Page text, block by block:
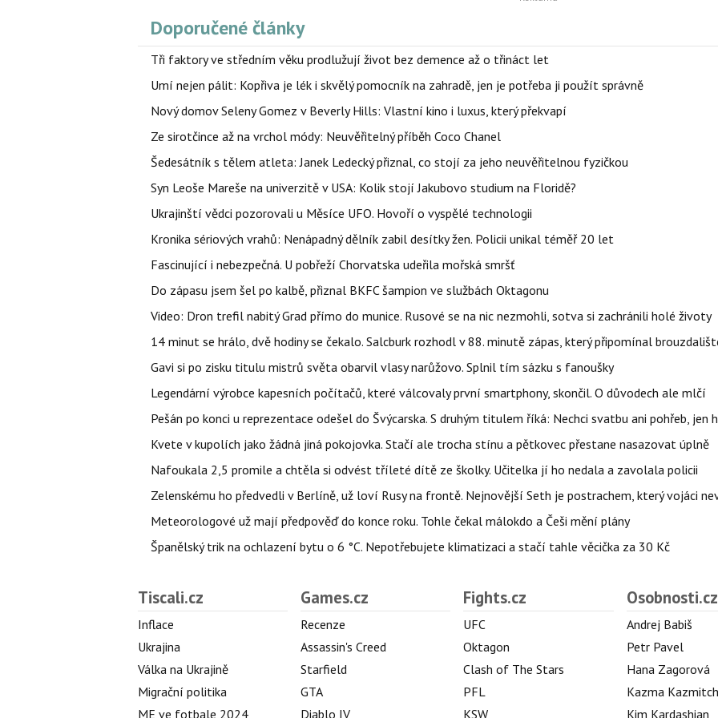
Doporučené články
Tři faktory ve středním věku prodlužují život bez demence až o třináct let
Umí nejen pálit: Kopřiva je lék i skvělý pomocník na zahradě, jen je potřeba ji použít správně
Nový domov Seleny Gomez v Beverly Hills: Vlastní kino i luxus, který překvapí
Ze sirotčince až na vrchol módy: Neuvěřitelný příběh Coco Chanel
Šedesátník s tělem atleta: Janek Ledecký přiznal, co stojí za jeho neuvěřitelnou fyzičkou
Syn Leoše Mareše na univerzitě v USA: Kolik stojí Jakubovo studium na Floridě?
Ukrajinští vědci pozorovali u Měsíce UFO. Hovoří o vyspělé technologii
Kronika sériových vrahů: Nenápadný dělník zabil desítky žen. Policii unikal téměř 20 let
Fascinující i nebezpečná. U pobřeží Chorvatska udeřila mořská smršť
Do zápasu jsem šel po kalbě, přiznal BKFC šampion ve službách Oktagonu
Video: Dron trefil nabitý Grad přímo do munice. Rusové se na nic nezmohli, sotva si zachránili holé životy
14 minut se hrálo, dvě hodiny se čekalo. Salcburk rozhodl v 88. minutě zápas, který připomínal
Gavi si po zisku titulu mistrů světa obarvil vlasy narůžovo. Splnil tím sázku s fanoušky
Legendární výrobce kapesních počítačů, které válcovaly první smartphony, skončil. O důvodech ale mlčí
Pešán po konci u reprezentace odešel do Švýcarska. S druhým titulem říká: Nechci svatbu ani pohřeb, jen
Kvete v kupolích jako žádná jiná pokojovka. Stačí ale trocha stínu a pětkovec přestane nasazovat úplně
Nafoukala 2,5 promile a chtěla si odvést tříleté dítě ze školky. Učitelka jí ho nedala a zavolala policii
Zelenskému ho předvedli v Berlíně, už loví Rusy na frontě. Nejnovější Seth je postrachem, který vojáci
Meteorologové už mají předpověď do konce roku. Tohle čekal málokdo a Češi mění plány
Španělský trik na ochlazení bytu o 6 °C. Nepotřebujete klimatizaci a stačí tahle věcička za 30 Kč
Tiscali.cz
Inflace
Ukrajina
Válka na Ukrajině
Migrační politika
ME ve fotbale 2024
Games.cz
Recenze
Assassin's Creed
Starfield
GTA
Diablo IV
Fights.cz
UFC
Oktagon
Clash of The Stars
PFL
KSW
Osobnosti.cz
Andrej Babiš
Petr Pavel
Hana Zagorová
Kazma Kazmitch
Kim Kardashian